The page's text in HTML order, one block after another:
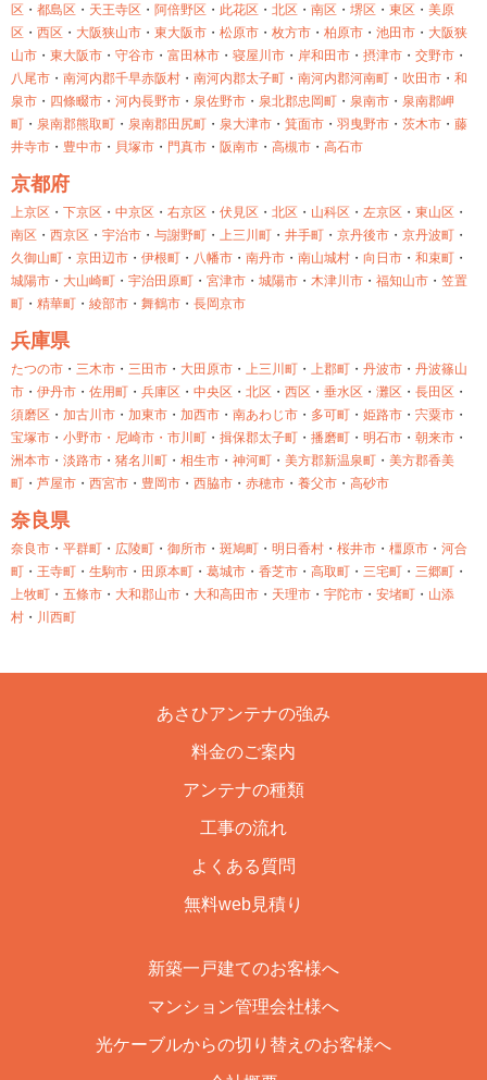
区 ・ 都島区 ・ 天王寺区 ・ 阿倍野区 ・ 此花区 ・ 北区 ・ 南区 ・ 堺区 ・ 東区 ・ 美原
区 ・ 西区 ・ 大阪狭山市 ・ 東大阪市 ・ 松原市 ・ 枚方市 ・ 柏原市 ・ 池田市 ・ 大阪狭
山市 ・ 東大阪市 ・ 守谷市 ・ 富田林市 ・ 寝屋川市 ・ 岸和田市 ・ 摂津市 ・ 交野市 ・
八尾市 ・ 南河内郡千早赤阪村 ・ 南河内郡太子町 ・ 南河内郡河南町 ・ 吹田市 ・ 和
泉市 ・ 四條畷市 ・ 河内長野市 ・ 泉佐野市 ・ 泉北郡忠岡町 ・ 泉南市 ・ 泉南郡岬
町 ・ 泉南郡熊取町 ・ 泉南郡田尻町 ・ 泉大津市 ・ 箕面市 ・ 羽曳野市 ・ 茨木市 ・ 藤
井寺市 ・ 豊中市 ・ 貝塚市 ・ 門真市 ・ 阪南市 ・ 高槻市 ・ 高石市
京都府
上京区 ・ 下京区 ・ 中京区 ・ 右京区 ・ 伏見区 ・ 北区 ・ 山科区 ・ 左京区 ・ 東山区 ・
南区 ・ 西京区 ・ 宇治市 ・ 与謝野町 ・ 上三川町 ・ 井手町 ・ 京丹後市 ・ 京丹波町 ・
久御山町 ・ 京田辺市 ・ 伊根町 ・ 八幡市 ・ 南丹市 ・ 南山城村 ・ 向日市 ・ 和束町 ・
城陽市 ・ 大山崎町 ・ 宇治田原町 ・ 宮津市 ・ 城陽市 ・ 木津川市 ・ 福知山市 ・ 笠置
町 ・ 精華町 ・ 綾部市 ・ 舞鶴市 ・ 長岡京市
兵庫県
たつの市 ・ 三木市 ・ 三田市 ・ 大田原市 ・ 上三川町 ・ 上郡町 ・ 丹波市 ・ 丹波篠山
市 ・ 伊丹市 ・ 佐用町 ・ 兵庫区 ・ 中央区 ・ 北区 ・ 西区 ・ 垂水区 ・ 灘区 ・ 長田区 ・
須磨区 ・ 加古川市 ・ 加東市 ・ 加西市 ・ 南あわじ市 ・ 多可町 ・ 姫路市 ・ 宍粟市 ・
宝塚市 ・ 小野市・ 尼崎市・ 市川町 ・ 揖保郡太子町 ・ 播磨町 ・ 明石市 ・ 朝来市 ・
洲本市 ・ 淡路市 ・ 猪名川町 ・ 相生市 ・ 神河町 ・ 美方郡新温泉町 ・ 美方郡香美
町 ・ 芦屋市 ・ 西宮市 ・ 豊岡市 ・ 西脇市 ・ 赤穂市 ・ 養父市 ・ 高砂市
奈良県
奈良市 ・ 平群町 ・ 広陵町 ・ 御所市 ・ 斑鳩町 ・ 明日香村 ・ 桜井市 ・ 橿原市 ・ 河合
町 ・ 王寺町 ・ 生駒市 ・ 田原本町 ・ 葛城市 ・ 香芝市 ・ 高取町 ・ 三宅町 ・ 三郷町 ・
上牧町 ・ 五條市 ・ 大和郡山市 ・ 大和高田市 ・ 天理市 ・ 宇陀市 ・ 安堵町 ・ 山添
村 ・ 川西町
あさひアンテナの強み
料金のご案内
アンテナの種類
工事の流れ
よくある質問
無料web見積り
新築一戸建てのお客様へ
マンション管理会社様へ
光ケーブルからの切り替えのお客様へ